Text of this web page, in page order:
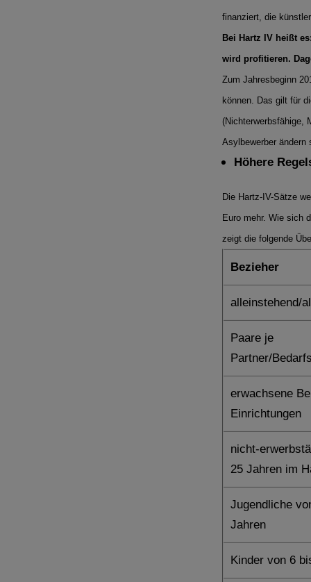
finanziert, die
Bei Hartz IV heißt
wird profitieren.
Zum Jahresbeginn
können. Das gilt für
(Nichterwerbsfähige,
Asylbewerber ändern
Höhere
Die Hartz-IV-Sätze
Euro mehr. Wie sich
zeigt die folgende
Bezieher
alleinstehend/
Paare je
Partner/
erwachsene
Einrichtungen
nicht-
25 Jahren im
Jugendliche
Jahren
Kinder von 6